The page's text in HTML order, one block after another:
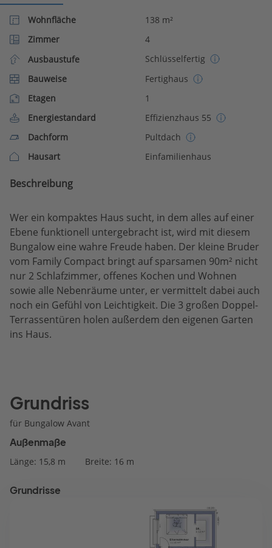
Wohnfläche
138 m²
Zimmer
4
Ausbaustufe
Schlüsselfertig
Bauweise
Fertighaus
Etagen
1
Energiestandard
Effizienzhaus 55
Dachform
Pultdach
Hausart
Einfamilienhaus
Beschreibung
Wer ein kompaktes Haus sucht, in dem alles auf einer
Ebene funktionell untergebracht ist, wird mit diesem
Bungalow eine wahre Freude haben. Der kleine Bruder
vom Family Compact bringt auf sparsamen 90m² nicht
nur 2 Schlafzimmer, offenes Kochen und Wohnen
sowie alle Nebenräume unter, er vermittelt dabei auch
noch ein Gefühl von Leichtigkeit. Die 3 großen Doppel-
Terrassentüren holen außerdem den eigenen Garten
ins Haus.
Grundriss
für Bungalow Avant
Außenmaße
Länge: 15,8 m Breite: 16 m
Grundrisse